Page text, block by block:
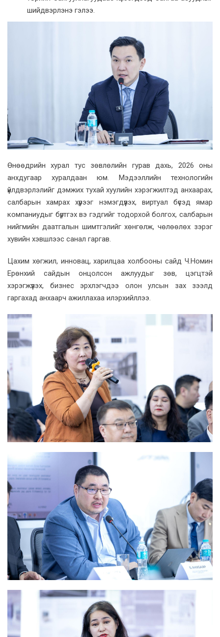
шийдвэрлэнэ гэлээ.
Өнөөдрийн хурал тус зөвлөлийн гурав дахь, 2026 оны
анхдугаар хуралдаан юм. Мэдээллийн технологийн
үйлдвэрлэлийг дэмжих тухай хуулийн хэрэгжилтэд анхаарах,
салбарын хамрах хүрээг нэмэгдүүлэх, виртуал бүсэд ямар
компаниудыг бүртгэх вэ гэдгийг тодорхой болгох, салбарын
нийгмийн даатгалын шимтгэлийг хөнгөлж, чөлөөлөх зэрэг
хувийн хэвшлээс санал гаргав.
Цахим хөгжил, инновац, харилцаа холбооны сайд Ч.Номин
Ерөнхий сайдын онцолсон ажлуудыг зөв, цэгцтэй
хэрэгжүүлэх, бизнес эрхлэгчдээ олон улсын зах зээлд
гаргахад анхаарч ажиллахаа илэрхийллээ.